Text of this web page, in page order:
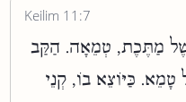
Keilim 11:7
מַתֶּכֶת, טְמֵאָה. הַקַּב
כַּיּוֹצֵא בוֹ, קְנֵי